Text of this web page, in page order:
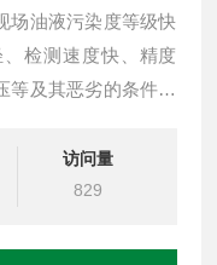
场油液污染度等级快
检测速度快、精度
等及其恶劣的条件下
测。
访问量
829